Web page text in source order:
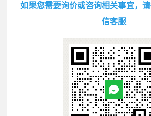
如果您需要询价或咨询相关事宜，
信客服